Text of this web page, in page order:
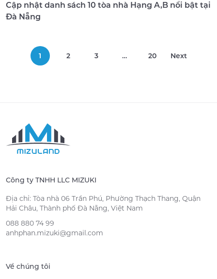
Cập nhật danh sách 10 tòa nhà Hạng A,B nổi bật tại
Đà Nẵng
1 2 3 … 20 Next
Công ty TNHH LLC MIZUKI
Địa chỉ: Tòa nhà 06 Trần Phú, Phường Thạch Thang, Quận
Hải Châu, Thành phố Đà Nẵng, Việt Nam
088 880 74 99
anhphan.mizuki@gmail.com
Về chúng tôi